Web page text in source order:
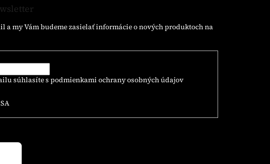
a my Vám budeme zasielať informácie o nových produktoch na
súhlasíte spodmienkami ochrany osobných údajov